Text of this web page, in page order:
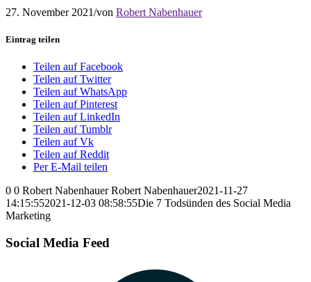
27. November 2021/von Robert Nabenhauer
Eintrag teilen
Teilen auf Facebook
Teilen auf Twitter
Teilen auf WhatsApp
Teilen auf Pinterest
Teilen auf LinkedIn
Teilen auf Tumblr
Teilen auf Vk
Teilen auf Reddit
Per E-Mail teilen
0 0 Robert Nabenhauer Robert Nabenhauer2021-11-27
14:15:552021-12-03 08:58:55Die 7 Todsünden des Social Media
Marketing
Social Media Feed